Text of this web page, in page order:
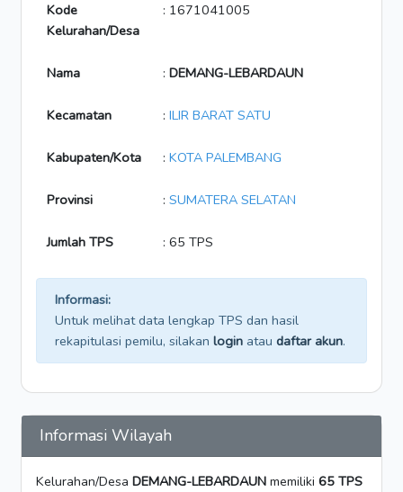
Kode
Kelurahan/Desa
: 1671041005
Nama : DEMANG-LEBARDAUN
Kecamatan : ILIR BARAT SATU
Kabupaten/Kota : KOTA PALEMBANG
Provinsi : SUMATERA SELATAN
Jumlah TPS : 65 TPS
Informasi:
Untuk melihat data lengkap TPS dan hasil
rekapitulasi pemilu, silakan login atau daftar akun.
Informasi Wilayah
Kelurahan/Desa DEMANG-LEBARDAUN memiliki 65 TPS